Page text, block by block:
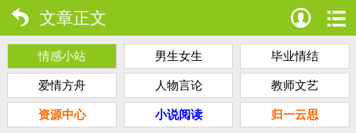
文章正文
情感小站 男生女生 毕业情结
爱情方舟 人物言论 教师文艺
资源中心 小说阅读 归一云思